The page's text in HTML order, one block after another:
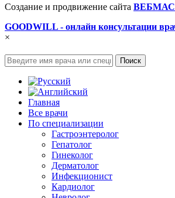
Создание и продвижение сайта
GOODWILL - онлайн консультации
×
Поиск
Главная
Все врачи
По специализации
Гастроэнтеролог
Гепатолог
Гинеколог
Дерматолог
Инфекционист
Кардиолог